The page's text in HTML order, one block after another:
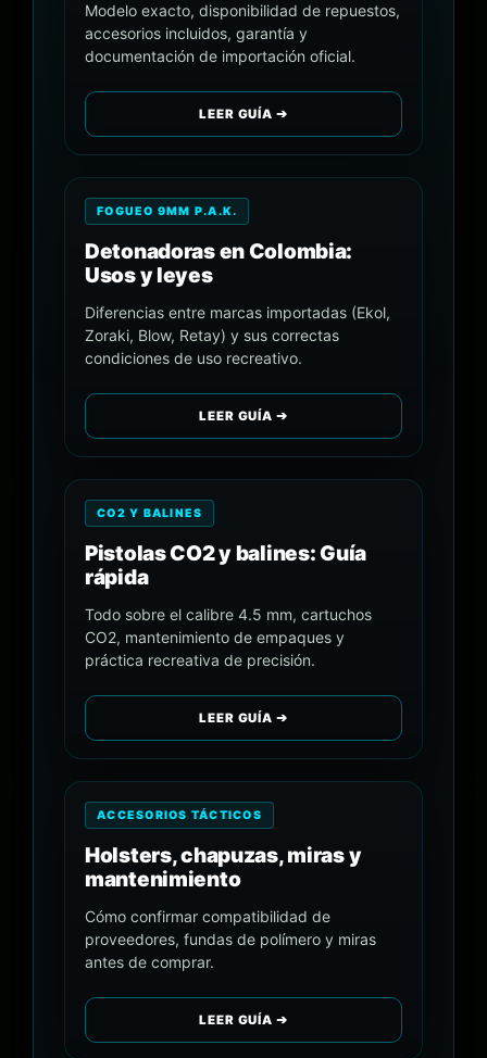
Modelo exacto, disponibilidad de repuestos,
accesorios incluidos, garantía y
documentación de importación oficial.
LEER GUÍA ➔
FOGUEO 9MM P.A.K.
Detonadoras en Colombia:
Usos y leyes
Diferencias entre marcas importadas (Ekol,
Zoraki, Blow, Retay) y sus correctas
condiciones de uso recreativo.
LEER GUÍA ➔
CO2 Y BALINES
Pistolas CO2 y balines: Guía
rápida
Todo sobre el calibre 4.5 mm, cartuchos
CO2, mantenimiento de empaques y
práctica recreativa de precisión.
LEER GUÍA ➔
ACCESORIOS TÁCTICOS
Holsters, chapuzas, miras y
mantenimiento
Cómo confirmar compatibilidad de
proveedores, fundas de polímero y miras
antes de comprar.
LEER GUÍA ➔